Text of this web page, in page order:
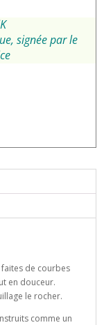
signée par le
de courbes
en douceur.
le rocher.
comme un